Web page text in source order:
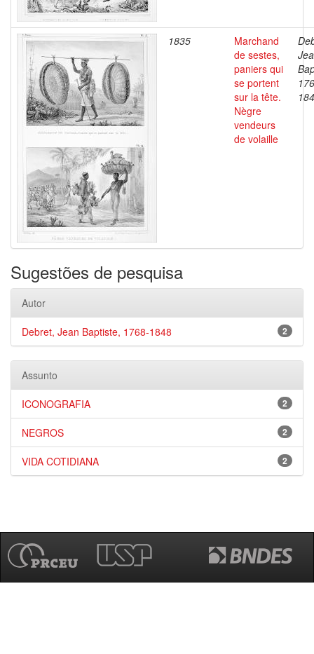
1835
Marchand
de sestes,
paniers qui
se portent
sur la tête.
Nègre
vendeurs
de volaille
Sugestões de pesquisa
Autor
2
Debret, Jean Baptiste, 1768-1848
Assunto
2
ICONOGRAFIA
2
NEGROS
2
VIDA COTIDIANA